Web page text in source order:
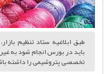
طبق ابلاغیه ستاد تنظیم
باید در بورس انجام شود به
تخصصی پتروشیمی را داشته